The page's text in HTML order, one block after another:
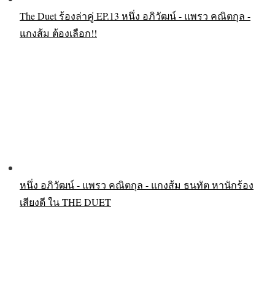
The Duet ร้องล่าคู่ EP.13 หนึ่ง อภิวัฒน์ - แพรว คณิตกุล -
แกงส้ม ต้องเลือก!!
หนึ่ง อภิวัฒน์ - แพรว คณิตกุล - แกงส้ม ธนทัต หานักร้อง
เสียงดี ใน THE DUET